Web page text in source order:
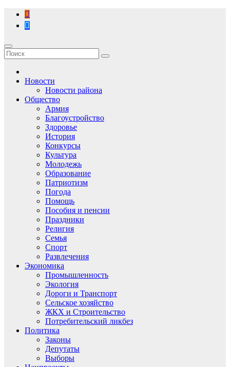
Перейти
содержимому
Новости
Новости района
Общество
Армия
Благоустройство
Здоровье
История
Конкурсы
Культура
Молодежь
Образование
Патриотизм
Погода
Помощь
Пособия и пенсии
Праздники
Религия
Семья
Спорт
Развлечения
Экономика
Промышленность
Экология
Дороги и Транспорт
Сельское хозяйство
ЖКХ и Строительство
Потребительский ликбез
Политика
Законы
Депутаты
Выборы